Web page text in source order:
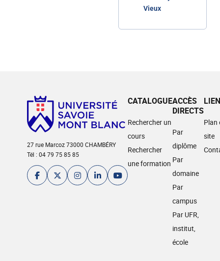
Vieux
27 rue Marcoz 73000 CHAMBÉRY
Tél : 04 79 75 85 85
CATALOGUE
Rechercher un
cours
Rechercher
une formation
ACCÈS
DIRECTS
Par
diplôme
Par
domaine
Par
campus
Par UFR,
institut,
école
Plan
site